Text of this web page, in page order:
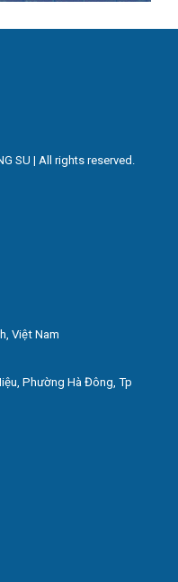
SU | All rights reserved.
Việt Nam
Phường Hà Đông, Tp